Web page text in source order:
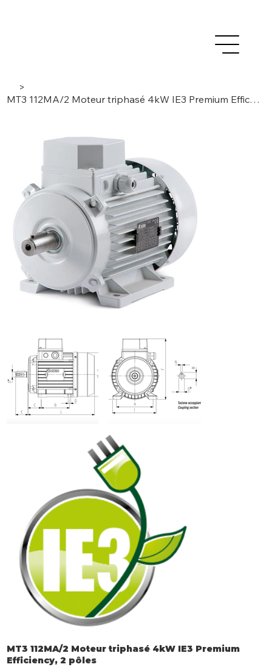
>
MT3 112MA/2 Moteur triphasé 4kW IE3 Premium Efficiency, 2 pôles
MT3 112MA/2 Moteur triphasé 4kW IE3 Premium
Efficiency, 2 pôles